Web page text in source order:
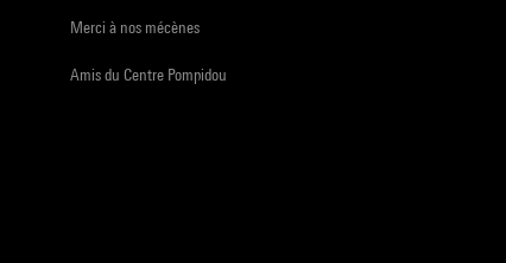
Merci à nos mécènes
Amis du Centre Pompidou